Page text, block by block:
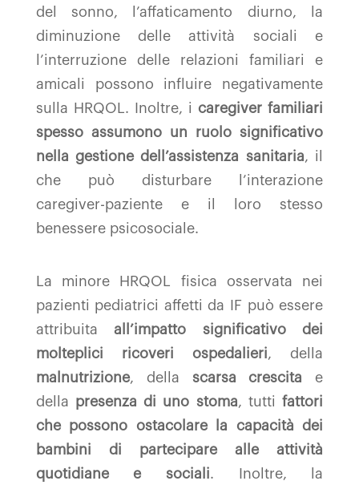
del sonno, l’affaticamento diurno, la
diminuzione delle attività sociali e
l’interruzione delle relazioni familiari e
amicali possono influire negativamente
sulla HRQOL. Inoltre, icaregiver familiari
spesso assumono un ruolo significativo
nella gestione dell’assistenza sanitaria, il
che può disturbare l’interazione
caregiver-paziente e il loro stesso
benessere psicosociale.
La minore HRQOL fisica osservata nei
pazienti pediatrici affetti da IF può essere
attribuitaall’impatto significativo dei
molteplici ricoveri ospedalieri, della
malnutrizione, della scarsa crescita e
della presenza di uno stoma, tuttifattori
che possono ostacolare la capacità dei
bambini di partecipare alle attività
quotidiane e sociali. Inoltre, la